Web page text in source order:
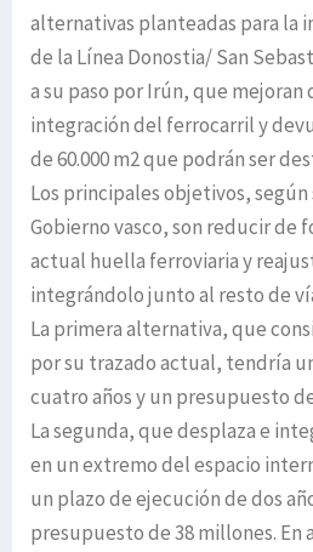
alternativas planteadas para la
de la Línea Donostia/ San
a su paso por Irún, que mejoran
integración del ferrocarril y
de 60.000 m2 que podrán ser
Los principales objetivos, según
Gobierno vasco, son reducir de
actual huella ferroviaria y
integrándolo junto al resto de
La primera alternativa, que
por su trazado actual, tendría
cuatro años y un presupuesto
La segunda, que desplaza e
en un extremo del espacio
un plazo de ejecución de dos
presupuesto de 38 millones. En